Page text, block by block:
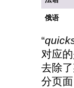
俄语
“
对应
去除
分页